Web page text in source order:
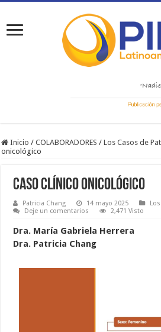
Inicio / COLABORADORES / Los Casos de
onicológico
Caso clínico onicológico
Patricia Chang 14 mayo 2025
Deje un comentarios
2,471 Visto
Dra. María Gabriela Herrera
Dra. Patricia Chang